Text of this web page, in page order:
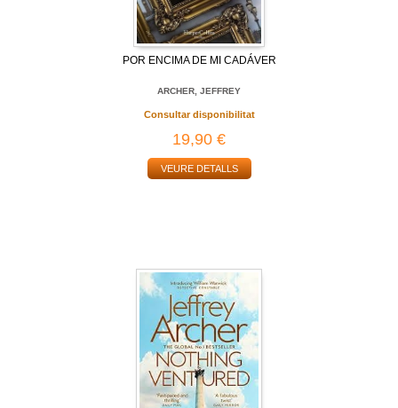
POR ENCIMA DE MI CADÁVER
ARCHER, JEFFREY
Consultar disponibilitat
19,90 €
VEURE DETALLS